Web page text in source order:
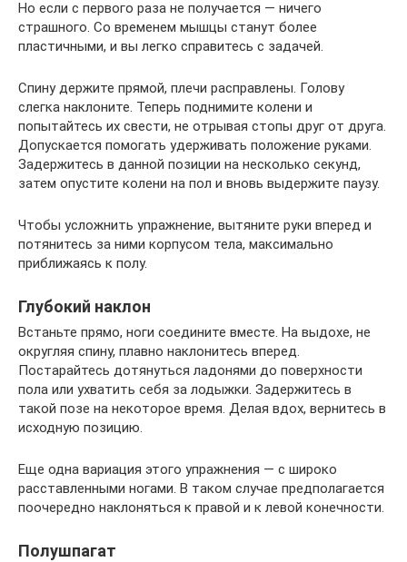
Но если с первого раза не получается — ничего
страшного. Со временем мышцы станут более
пластичными, и вы легко справитесь с задачей.
Спину держите прямой, плечи расправлены. Голову
слегка наклоните. Теперь поднимите колени и
попытайтесь их свести, не отрывая стопы друг от друга.
Допускается помогать удерживать положение руками.
Задержитесь в данной позиции на несколько секунд,
затем опустите колени на пол и вновь выдержите паузу.
Чтобы усложнить упражнение, вытяните руки вперед и
потянитесь за ними корпусом тела, максимально
приближаясь к полу.
Глубокий наклон
Встаньте прямо, ноги соедините вместе. На выдохе, не
округляя спину, плавно наклонитесь вперед.
Постарайтесь дотянуться ладонями до поверхности
пола или ухватить себя за лодыжки. Задержитесь в
такой позе на некоторое время. Делая вдох, вернитесь в
исходную позицию.
Еще одна вариация этого упражнения — с широко
расставленными ногами. В таком случае предполагается
поочередно наклоняться к правой и к левой конечности.
Полушпагат